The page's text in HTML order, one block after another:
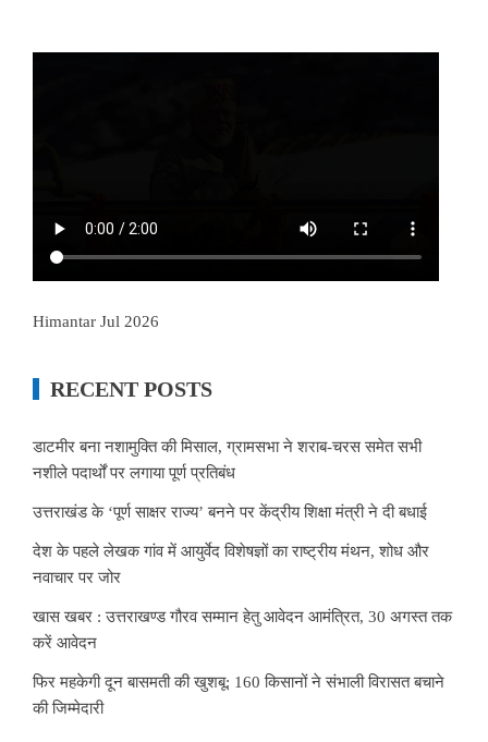
Himantar Jul 2026
RECENT POSTS
डाटमीर बना नशामुक्ति की मिसाल, ग्रामसभा ने शराब-चरस समेत सभी
नशीले पदार्थों पर लगाया पूर्ण प्रतिबंध
उत्तराखंड के ‘पूर्ण साक्षर राज्य’ बनने पर केंद्रीय शिक्षा मंत्री ने दी बधाई
देश के पहले लेखक गांव में आयुर्वेद विशेषज्ञों का राष्ट्रीय मंथन, शोध और
नवाचार पर जोर
खास खबर : उत्तराखण्ड गौरव सम्मान हेतु आवेदन आमंत्रित, 30 अगस्त तक
करें आवेदन
फिर महकेगी दून बासमती की खुशबू: 160 किसानों ने संभाली विरासत बचाने
की जिम्मेदारी